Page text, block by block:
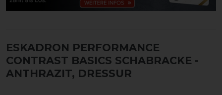
ESKADRON PERFORMANCE
CONTRAST BASICS SCHABRACKE -
ANTHRAZIT, DRESSUR